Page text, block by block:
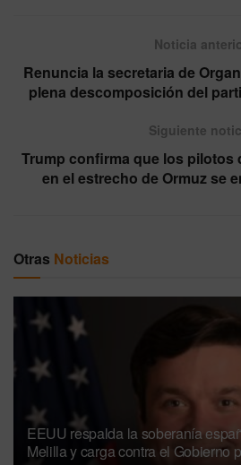
Noticia
Renuncia la secretaria de
plena descomposición del
Siguiente
Trump confirma que los pilotos
en el estrecho de Ormuz se
Otras Noticias
EEUU respalda la soberanía
Melilla y carga contra el Gobierno